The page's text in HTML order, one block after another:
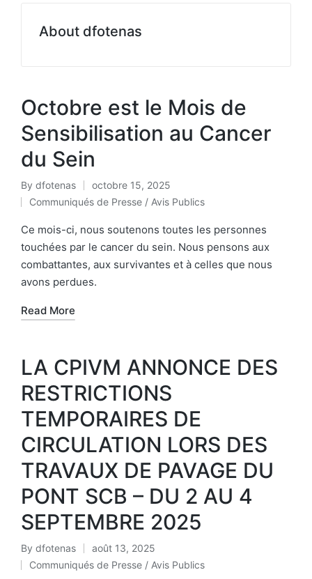
About dfotenas
Octobre est le Mois de
Sensibilisation au Cancer
du Sein
By dfotenas
octobre 15, 2025
Communiqués de Presse / Avis Publics
Ce mois-ci, nous soutenons toutes les personnes
touchées par le cancer du sein. Nous pensons aux
combattantes, aux survivantes et à celles que nous
avons perdues.
Read More
LA CPIVM ANNONCE DES
RESTRICTIONS
TEMPORAIRES DE
CIRCULATION LORS DES
TRAVAUX DE PAVAGE DU
PONT SCB – DU 2 AU 4
SEPTEMBRE 2025
By dfotenas
août 13, 2025
Communiqués de Presse / Avis Publics